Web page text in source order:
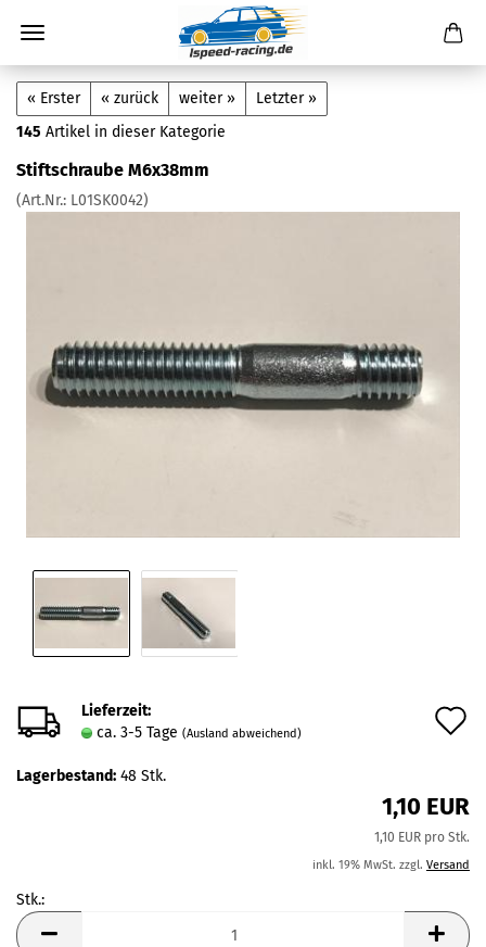
« Erster « zurück weiter »
Letzter »
145 Artikel in dieser Kategorie
Stiftschraube M6x38mm
(Art.Nr.: L01SK0042)
Lieferzeit:
ca. 3-5 Tage (Ausland abweichend)
Lagerbestand: 48 Stk.
1,10 EUR
1,10 EUR pro Stk.
inkl. 19% MwSt. zzgl. Versand
Stk.:
Stk.